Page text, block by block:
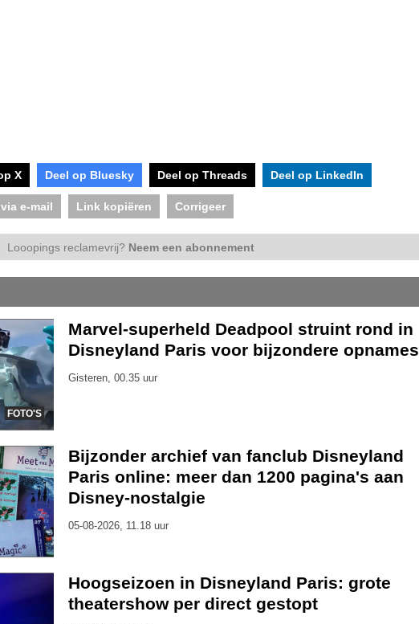
X Deel op Bluesky Deel op Threads Deel op LinkedIn
e-mail Link kopiëren Corrigeer
Looopings reclamevrij? Neem een abonnement
FOTO'S
Marvel-superheld Deadpool struint rond in
Disneyland Paris voor bijzondere opnames
Gisteren, 00.35 uur
Bijzonder archief van fanclub Disneyland
Paris online: meer dan 1200 pagina's aan
Disney-nostalgie
05-08-2026, 11.18 uur
Hoogseizoen in Disneyland Paris: grote
theatershow per direct gestopt